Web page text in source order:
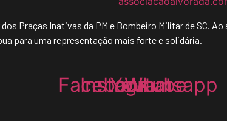
Praças Inativas da PM e Bombeiro Militar de SC.
para uma representação mais forte e solidária.
Facebook
Instagram
Youtube
Whatsapp